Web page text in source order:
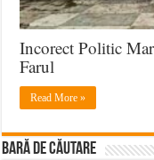
Incorect Politic
Farul
Read More »
BARĂ DE CĂUTARE